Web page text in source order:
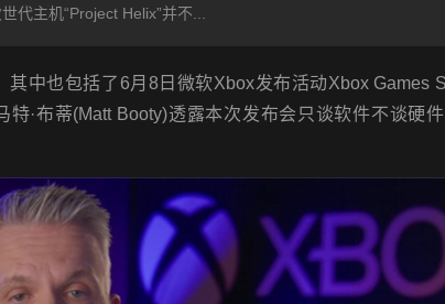
代主机“Project Helix”并不...
也包括了6月8日微软Xbox发布活动Xbox Games
·布蒂(Matt Booty)透露本次发布会只谈软件不谈硬